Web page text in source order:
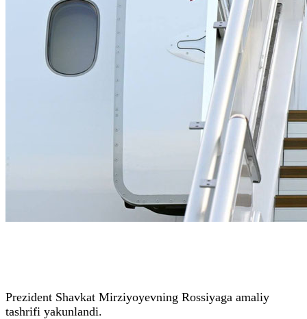
Prezident Shavkat Mirziyoyevning Rossiyaga amaliy
tashrifi yakunlandi.